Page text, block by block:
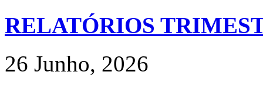
RELATÓRIOS
26 Junho, 2026